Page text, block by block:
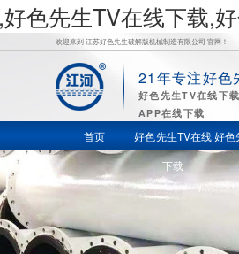
色先生TV在线下载,
欢迎来到 江苏好色先生破解版机械制造有限公司 官网！
色先生TV
在线下载,
好色先生
21年专注好色
好色先生TV在线下
APP在线下载
首页
好色先生TV在线
下载
好色